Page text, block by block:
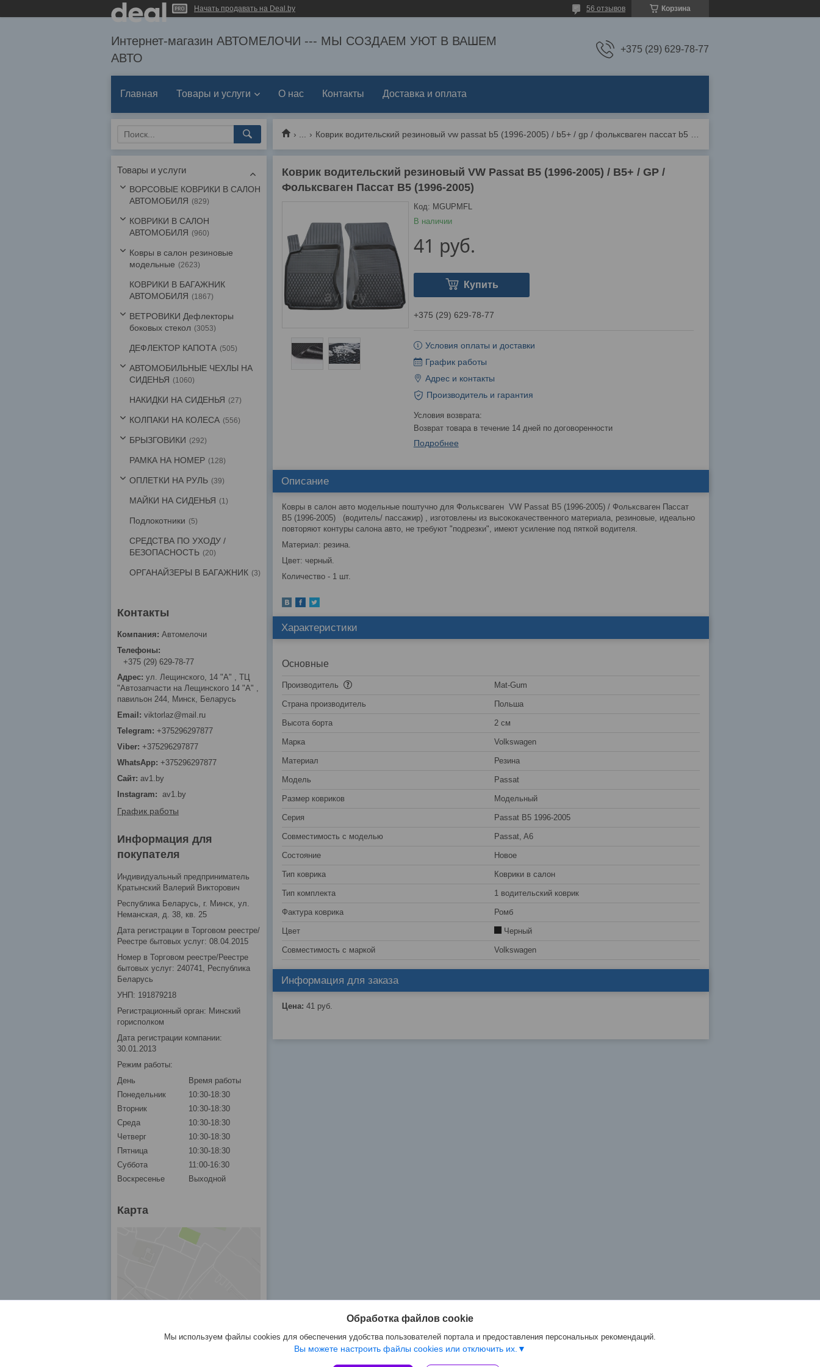
Начать продавать на Deal.by Корзина
56 отзывов
Интернет-магазин АВТОМЕЛОЧИ --- МЫ СОЗДАЕМ УЮТ В ВАШЕМ
АВТО
+375 (29) 629-78-77
Главная Товары и услуги О нас Контакты Доставка и оплата
Коврик водительский резиновый VW Passat B5 (1996-2005) / B5+ / GP /
Фольксваген Пассат B5 (1996-2005)
В наличии
Код: MGUPMFL
41 руб.
Купить
+375 (29) 629-78-77
Условия оплаты и доставки
График работы
Адрес и контакты
Производитель и гарантия
возврат товара в течение 14 дней по договоренности
Подробнее
Описание
Ковры в салон авто модельные поштучно для Фольксваген VW Passat B5 (1996-2005) / Фольксваген Пассат
В5 (1996-2005) (водитель/ пассажир) , изготовлены из высококачественного материала, резиновые, идеально
повторяют контуры салона авто, не требуют "подрезки", имеют усиление под пяткой водителя.
Материал: резина.
Цвет: черный.
Количество - 1 шт.
Характеристики
Основные
Производитель Mat-Gum
Страна производитель Польша
Высота борта 2 см
Марка Volkswagen
Материал Резина
Модель Passat
Размер ковриков Модельный
Серия Passat B5 1996-2005
Совместимость с моделью Passat, A6
Состояние Новое
Тип коврика Коврики в салон
Тип комплекта 1 водительский коврик
Фактура коврика Ромб
Цвет Черный
Совместимость с маркой Volkswagen
Информация для заказа
Цена: 41 руб.
Товары и услуги
ВОРСОВЫЕ КОВРИКИ В САЛОН
АВТОМОБИЛЯ
829
КОВРИКИ В САЛОН
АВТОМОБИЛЯ
960
Ковры в салон резиновые
модельные
2623
КОВРИКИ В БАГАЖНИК
АВТОМОБИЛЯ
1867
ВЕТРОВИКИ Дефлекторы
боковых стекол
3053
ДЕФЛЕКТОР КАПОТА 505
АВТОМОБИЛЬНЫЕ ЧЕХЛЫ НА
СИДЕНЬЯ
1060
НАКИДКИ НА СИДЕНЬЯ 27
КОЛПАКИ НА КОЛЕСА 556
БРЫЗГОВИКИ 292
РАМКА НА НОМЕР 128
ОПЛЕТКИ НА РУЛЬ 39
МАЙКИ НА СИДЕНЬЯ 1
Подлокотники 5
СРЕДСТВА ПО УХОДУ /
БЕЗОПАСНОСТЬ
20
ОРГАНАЙЗЕРЫ В БАГАЖНИК 3
Автомелочи
+375 (29) 629-78-77
ул. Лещинского, 14 "А" , ТЦ
"Автозапчасти на Лещинcкого 14 "A" ,
павильон 244, Минск, Беларусь
viktorlaz@mail.ru
+375296297877
+375296297877
+375296297877
av1.by
Instagram
av1.by
График работы
Информация для
покупателя
Индивидуальный предприниматель
Кратынский Валерий Викторович
Республика Беларусь, г. Минск, ул.
Неманская, д. 38, кв. 25
Дата регистрации в Торговом реестре/
Реестре бытовых услуг: 08.04.2015
Номер в Торговом реестре/Реестре
бытовых услуг: 240741, Республика
Беларусь
УНП: 191879218
Регистрационный орган: Минский
горисполком
Дата регистрации компании:
30.01.2013
Режим работы:
День
Время работы
Понедельник
10:30-18:30
Вторник
10:30-18:30
Среда
10:30-18:30
Четверг
10:30-18:30
Пятница
10:30-18:30
Суббота
11:00-16:30
Воскресенье
Выходной
Карта
Обработка файлов cookie
Мы используем файлы cookies для обеспечения удобства пользователей портала и предоставления персональных рекомендаций.
Вы можете настроить файлы cookies или отключить их.